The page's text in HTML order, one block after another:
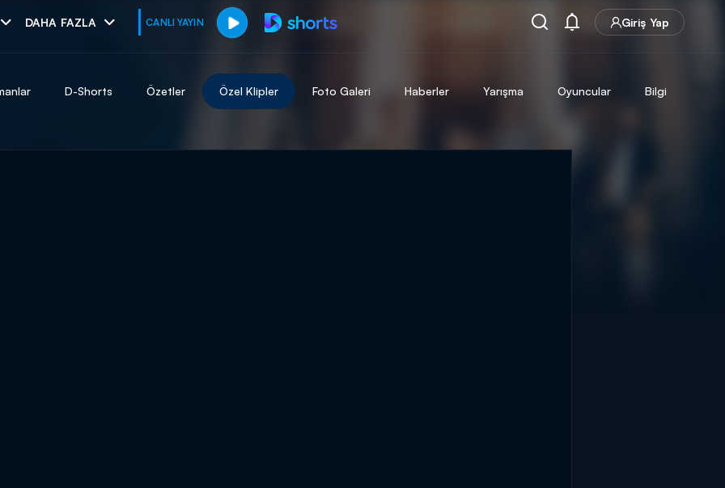
DAHA FAZLA CANLI YAYIN Giriş Yap
muhteşem ikili
D-Shorts Özetler Özel Klipler Foto Galeri Haberler Yarışma Oyuncular Bilgi